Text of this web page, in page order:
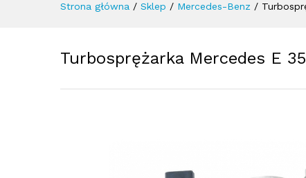
Strona główna / Sklep / Mercedes-Benz /
Turbosprężarka Mercedes E